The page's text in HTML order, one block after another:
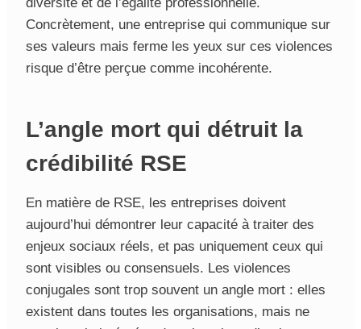
Concrètement, une entreprise qui communique sur
ses valeurs mais ferme les yeux sur ces violences
risque d’être perçue comme incohérente.
L’angle mort qui détruit la
crédibilité RSE
En matière de RSE, les entreprises doivent
aujourd’hui démontrer leur capacité à traiter des
enjeux sociaux réels, et pas uniquement ceux qui
sont visibles ou consensuels. Les violences
conjugales sont trop souvent un angle mort : elles
existent dans toutes les organisations, mais ne